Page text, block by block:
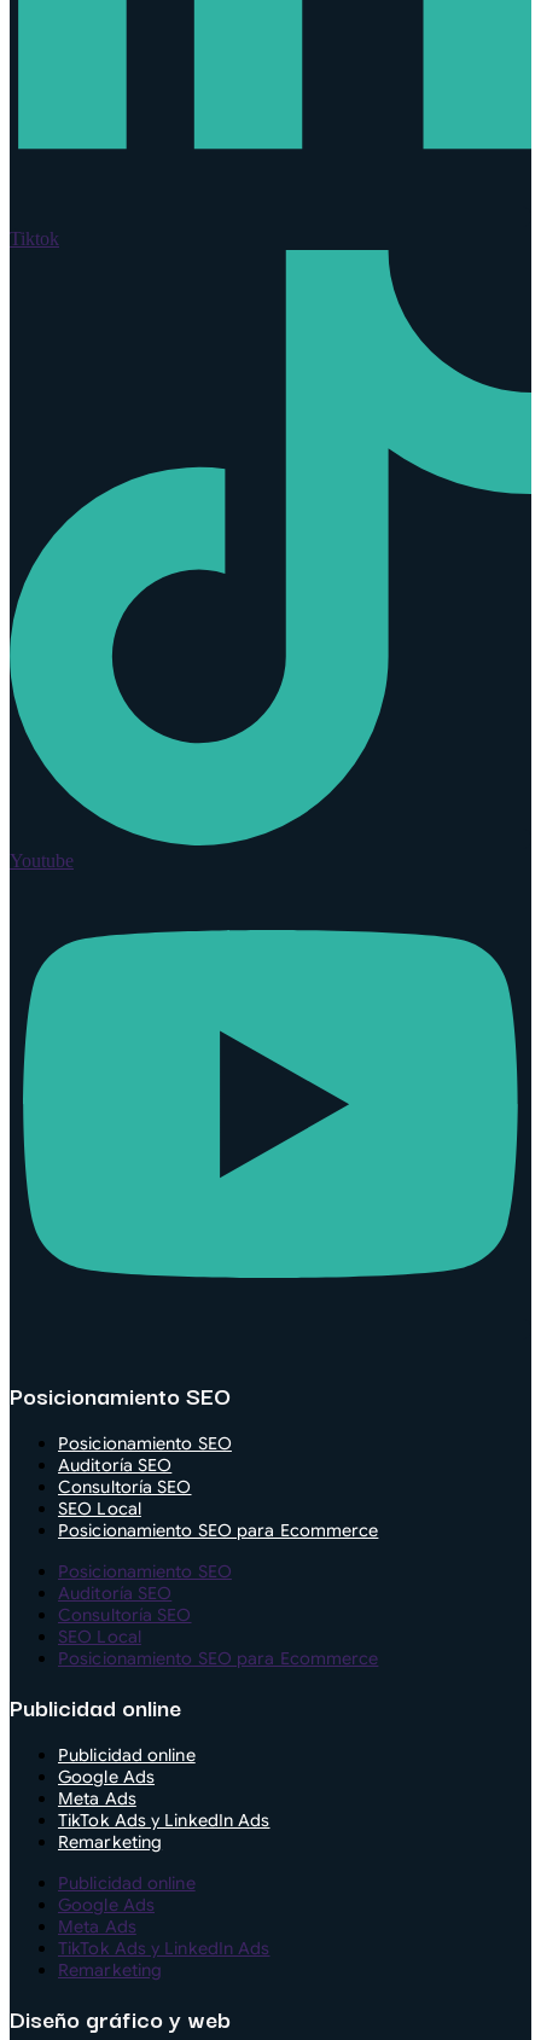
Tiktok
Youtube
Posicionamiento SEO
Posicionamiento SEO
Auditoría SEO
Consultoría SEO
SEO Local
Posicionamiento SEO para Ecommerce
Posicionamiento SEO
Auditoría SEO
Consultoría SEO
SEO Local
Posicionamiento SEO para Ecommerce
Publicidad online
Publicidad online
Google Ads
Meta Ads
TikTok Ads y LinkedIn Ads
Remarketing
Publicidad online
Google Ads
Meta Ads
TikTok Ads y LinkedIn Ads
Remarketing
Diseño gráfico y web